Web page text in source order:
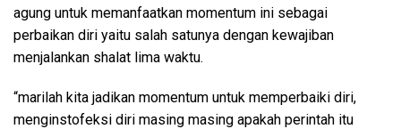
agung untuk memanfaatkan momentum ini sebagai
perbaikan diri yaitu salah satunya dengan kewajiban
menjalankan shalat lima waktu.
“marilah kita jadikan momentum untuk memperbaiki diri,
menginstofeksi diri masing masing apakah perintah itu